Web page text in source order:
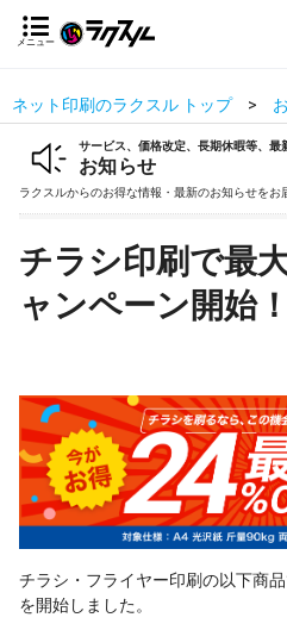
メニュー
ネット印刷のラクスル トップ
サービス、価格改定、長期休暇等、最
お知らせ
ラクスルからのお得な情報・最新のお知らせをお
チラシ印刷で最
ャンペーン開始！
チラシ・フライヤー印刷の以下商
を開始しました。